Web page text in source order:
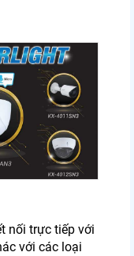
nối trực tiếp với
với các loại